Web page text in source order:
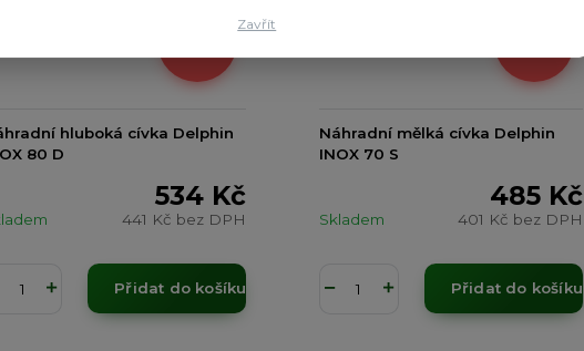
hluboká cívka Delphin
80 D
534 Kč
441 Kč bez DPH
Přidat do košíku
Náhradní mělká cívka Delphin
INOX 70 S
485 Kč
401 Kč bez DPH
Skladem
Přidat do košíku
Zavřít